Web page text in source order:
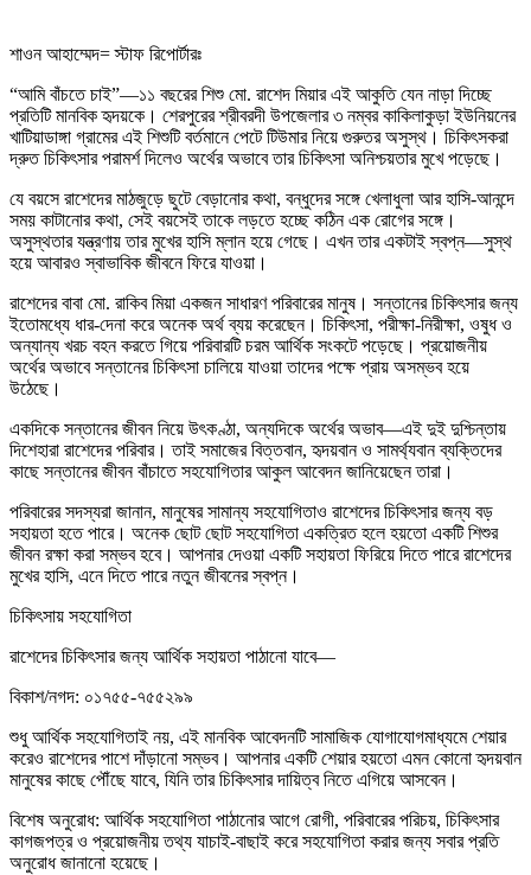
শাওন আহাম্মেদ= স্টাফ রিপোর্টারঃ
“আমি বাঁচতে চাই”—১১ বছরের শিশু মো. রাশেদ মিয়ার এই আকুতি যেন নাড়া দিচ্ছে
প্রতিটি মানবিক হৃদয়কে। শেরপুরের শ্রীবরদী উপজেলার ৩ নম্বর কাকিলাকুড়া ইউনিয়নের
খাটিয়াডাঙ্গা গ্রামের এই শিশুটি বর্তমানে পেটে টিউমার নিয়ে গুরুতর অসুস্থ। চিকিৎসকরা
দ্রুত চিকিৎসার পরামর্শ দিলেও অর্থের অভাবে তার চিকিৎসা অনিশ্চয়তার মুখে পড়েছে।
যে বয়সে রাশেদের মাঠজুড়ে ছুটে বেড়ানোর কথা, বন্ধুদের সঙ্গে খেলাধুলা আর হাসি-আনন্দে
সময় কাটানোর কথা, সেই বয়সেই তাকে লড়তে হচ্ছে কঠিন এক রোগের সঙ্গে।
অসুস্থতার যন্ত্রণায় তার মুখের হাসি ম্লান হয়ে গেছে। এখন তার একটাই স্বপ্ন—সুস্থ
হয়ে আবারও স্বাভাবিক জীবনে ফিরে যাওয়া।
রাশেদের বাবা মো. রাকিব মিয়া একজন সাধারণ পরিবারের মানুষ। সন্তানের চিকিৎসার জন্য
ইতোমধ্যে ধার-দেনা করে অনেক অর্থ ব্যয় করেছেন। চিকিৎসা, পরীক্ষা-নিরীক্ষা, ওষুধ ও
অন্যান্য খরচ বহন করতে গিয়ে পরিবারটি চরম আর্থিক সংকটে পড়েছে। প্রয়োজনীয়
অর্থের অভাবে সন্তানের চিকিৎসা চালিয়ে যাওয়া তাদের পক্ষে প্রায় অসম্ভব হয়ে
উঠেছে।
একদিকে সন্তানের জীবন নিয়ে উৎকণ্ঠা, অন্যদিকে অর্থের অভাব—এই দুই দুশ্চিন্তায়
দিশেহারা রাশেদের পরিবার। তাই সমাজের বিত্তবান, হৃদয়বান ও সামর্থ্যবান ব্যক্তিদের
কাছে সন্তানের জীবন বাঁচাতে সহযোগিতার আকুল আবেদন জানিয়েছেন তারা।
পরিবারের সদস্যরা জানান, মানুষের সামান্য সহযোগিতাও রাশেদের চিকিৎসার জন্য বড়
সহায়তা হতে পারে। অনেক ছোট ছোট সহযোগিতা একত্রিত হলে হয়তো একটি শিশুর
জীবন রক্ষা করা সম্ভব হবে। আপনার দেওয়া একটি সহায়তা ফিরিয়ে দিতে পারে রাশেদের
মুখের হাসি, এনে দিতে পারে নতুন জীবনের স্বপ্ন।
চিকিৎসায় সহযোগিতা
রাশেদের চিকিৎসার জন্য আর্থিক সহায়তা পাঠানো যাবে—
বিকাশ/নগদ: ০১৭৫৫-৭৫৫২৯৯
শুধু আর্থিক সহযোগিতাই নয়, এই মানবিক আবেদনটি সামাজিক যোগাযোগমাধ্যমে শেয়ার
করেও রাশেদের পাশে দাঁড়ানো সম্ভব। আপনার একটি শেয়ার হয়তো এমন কোনো হৃদয়বান
মানুষের কাছে পৌঁছে যাবে, যিনি তার চিকিৎসার দায়িত্ব নিতে এগিয়ে আসবেন।
বিশেষ অনুরোধ: আর্থিক সহযোগিতা পাঠানোর আগে রোগী, পরিবারের পরিচয়, চিকিৎসার
কাগজপত্র ও প্রয়োজনীয় তথ্য যাচাই-বাছাই করে সহযোগিতা করার জন্য সবার প্রতি
অনুরোধ জানানো হয়েছে।